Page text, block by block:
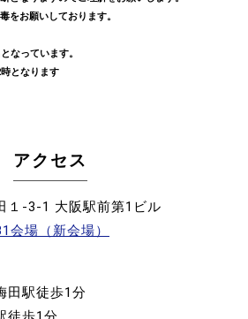
をお願いしております。
なっています。
となります
アクセス
１-3-1 大阪駅前第1ビル
会場（新会場）
田駅徒歩1分